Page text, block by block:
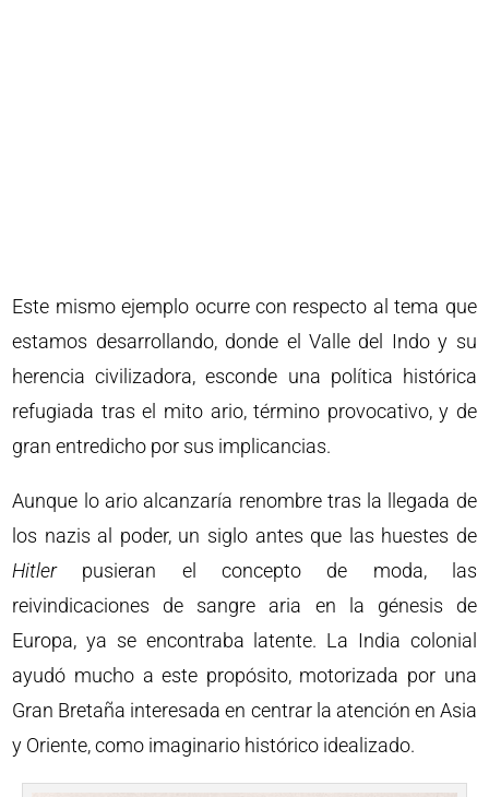
Este mismo ejemplo ocurre con respecto al tema que
estamos desarrollando, donde el Valle del Indo y su
herencia civilizadora, esconde una política histórica
refugiada tras el mito ario, término provocativo, y de
gran entredicho por sus implicancias.
Aunque lo ario alcanzaría renombre tras la llegada de
los nazis al poder, un siglo antes que las huestes de
Hitlerpusieran el concepto de moda, las
reivindicaciones de sangre aria en la génesis de
Europa, ya se encontraba latente. La India colonial
ayudó mucho a este propósito, motorizada por una
Gran Bretaña interesada en centrar la atención en Asia
y Oriente, como imaginario histórico idealizado.